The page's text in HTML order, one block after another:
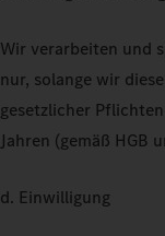
Wir verarbeiten und
nur, solange wir
gesetzlicher
Jahren (gemäß HGB
d. Einwilligung